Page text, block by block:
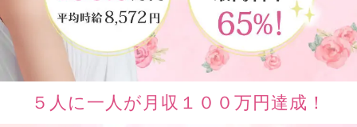
５人に一人が月収１００万円達成！